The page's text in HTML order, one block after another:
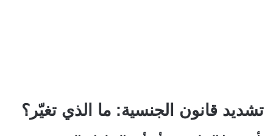
تشديد قانون الجنسية: ما الذي تغيّر؟